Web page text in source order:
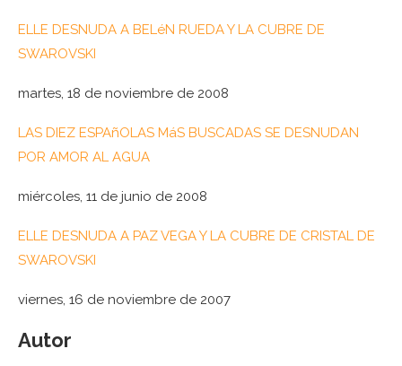
ELLE DESNUDA A BELéN RUEDA Y LA CUBRE DE
SWAROVSKI
martes, 18 de noviembre de 2008
LAS DIEZ ESPAñOLAS MáS BUSCADAS SE DESNUDAN
POR AMOR AL AGUA
miércoles, 11 de junio de 2008
ELLE DESNUDA A PAZ VEGA Y LA CUBRE DE CRISTAL DE
SWAROVSKI
viernes, 16 de noviembre de 2007
Autor